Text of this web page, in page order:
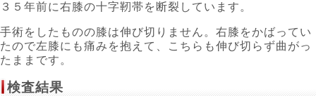
３５年前に右膝の十字靭帯を断裂しています。
手術をしたものの膝は伸び切りません。右膝をかばってい
たので左膝にも痛みを抱えて、こちらも伸び切らず曲がっ
たままです。
検査結果